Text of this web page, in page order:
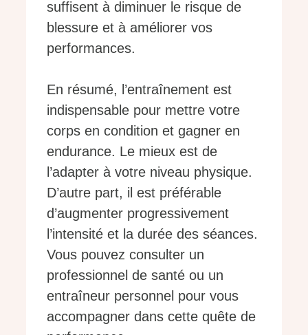
suffisent à diminuer le risque de
blessure et à améliorer vos
performances.
En résumé, l’entraînement est
indispensable pour mettre votre
corps en condition et gagner en
endurance. Le mieux est de
l’adapter à votre niveau physique.
D’autre part, il est préférable
d’augmenter progressivement
l’intensité et la durée des séances.
Vous pouvez consulter un
professionnel de santé ou un
entraîneur personnel pour vous
accompagner dans cette quête de